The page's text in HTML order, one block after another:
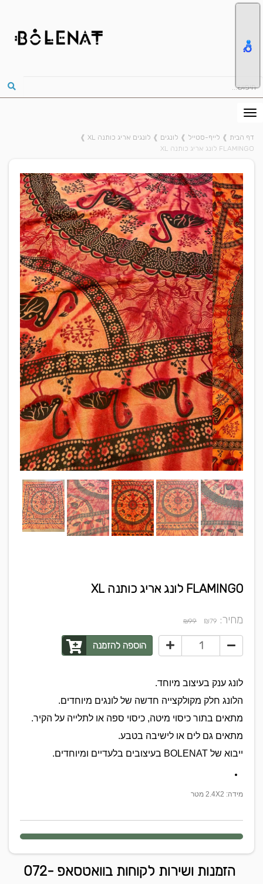
דף הבית ❱ לייף-סטייל ❱ לונגים ❱ לונגים אריג כותנה XL
❱
FLAMINGO לונג אריג כותנה XL
FLAMINGO לונג אריג כותנה XL
מחיר: ₪79
₪99
הוספה להזמנה
לונג ענק בעיצוב מיוחד.
הלונג חלק מקולקצייה חדשה של לונגים מיוחדים.
מתאים בתור כיסוי מיטה, כיסוי ספה או לתלייה על הקיר.
מתאים גם לים או לישיבה בטבע.
ייבוא של BOLENAT בעיצובים בלעדיים ומיוחדים.
מידה: 2.4X2 מטר
הזמנות ושירות לקוחות בוואטסאפ 072-